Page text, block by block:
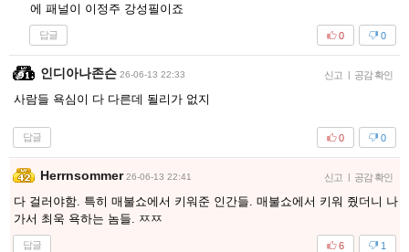
에 패널이 이정주 강성필이죠
답글 0
0
인디아나존슨 26-06-13 22:33 신고 | 공감 확인
사람들 욕심이 다 다른데 될리가 없지
답글 0
0
Herrnsommer 26-06-13 22:41 신고 | 공감 확인
다 걸러야함. 특히 매불쇼에서 키워준 인간들. 매불쇼에서 키워 줬더니 나
가서 최욱 욕하는 놈들. ㅉㅉ
답글 1
6